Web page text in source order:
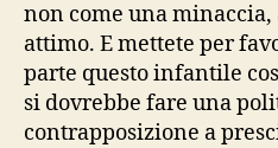
non come una minaccia,
attimo. E mettete per
parte questo infantile
si dovrebbe fare una
contrapposizione a